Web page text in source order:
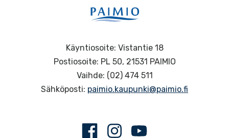
Käyntiosoite: Vistantie 18
Postiosoite: PL 50, 21531 PAIMIO
Vaihde: (02) 474 511
Sähköposti: paimio.kaupunki@paimio.fi
FacebookInstagram